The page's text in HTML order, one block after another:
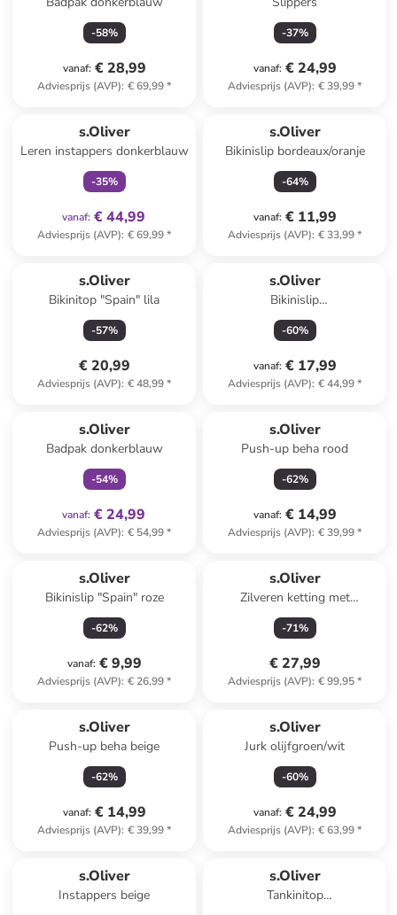
-58%
vanaf: € 28,99
Adviesprijs (AVP): € 69,99*
-37%
vanaf: € 24,99
Adviesprijs (AVP): € 39,99*
s.Oliver
Leren instappers donkerblauw
-35%
vanaf: € 44,99
Adviesprijs (AVP): € 69,99*
s.Oliver
Bikinislip bordeaux/oranje
-64%
vanaf: € 11,99
Adviesprijs (AVP): € 33,99*
s.Oliver
Bikinitop "Spain" lila
-57%
€ 20,99
Adviesprijs (AVP): € 48,99*
s.Oliver
Bikinislip
zwart/lichtblauw/koraalrood
-60%
vanaf: € 17,99
Adviesprijs (AVP): € 44,99*
s.Oliver
Badpak donkerblauw
-54%
vanaf: € 24,99
Adviesprijs (AVP): € 54,99*
s.Oliver
Push-up beha rood
-62%
vanaf: € 14,99
Adviesprijs (AVP): € 39,99*
s.Oliver
Bikinislip "Spain" roze
-62%
vanaf: € 9,99
Adviesprijs (AVP): € 26,99*
s.Oliver
Zilveren ketting met
sierelementen - (L)45 cm
-71%
€ 27,99
Adviesprijs (AVP): € 99,95*
s.Oliver
Push-up beha beige
-62%
vanaf: € 14,99
Adviesprijs (AVP): € 39,99*
s.Oliver
Jurk olijfgroen/wit
-60%
vanaf: € 24,99
Adviesprijs (AVP): € 63,99*
s.Oliver
Instappers beige
s.Oliver
Tankinitop